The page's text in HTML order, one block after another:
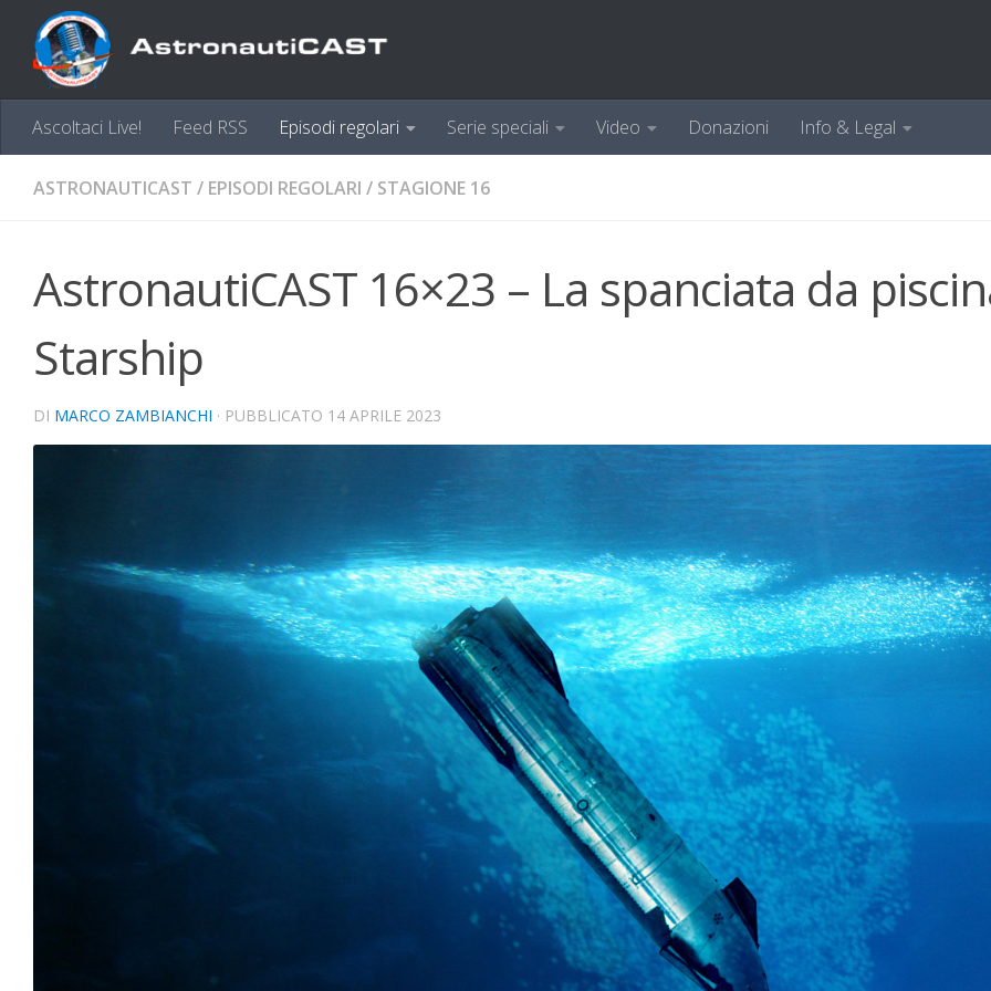
Sotto il contenuto
Ascoltaci Live! Feed RSS Episodi regolari Serie speciali Video Donazioni Info & Legal
ASTRONAUTICAST / EPISODI REGOLARI / STAGIONE 16
AstronautiCAST 16×23 – La spanciata da
Starship
DI MARCO ZAMBIANCHI · PUBBLICATO 14 APRILE 2023